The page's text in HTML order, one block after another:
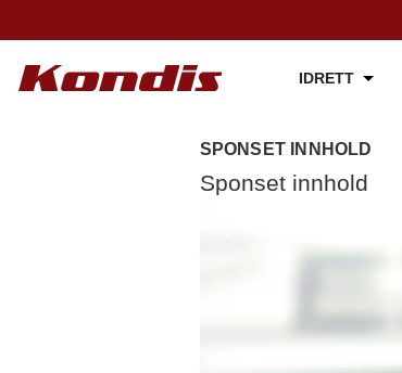
IDRETT
SPONSET INNHOLD
Sponset innhold